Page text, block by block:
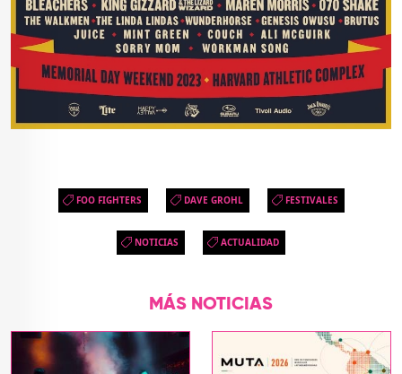
FOO FIGHTERS DAVE GROHL FESTIVALES
NOTICIAS ACTUALIDAD
MÁS NOTICIAS